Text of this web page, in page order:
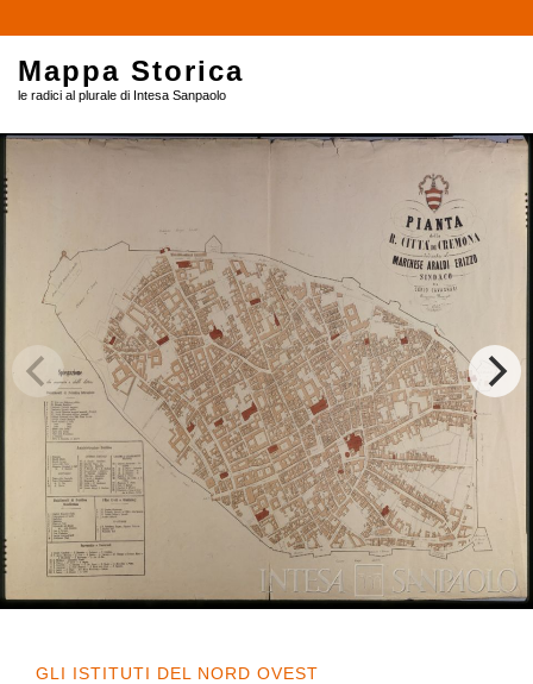
Mappa Storica
le radici al plurale di Intesa Sanpaolo
GLI ISTITUTI DEL NORD OVEST